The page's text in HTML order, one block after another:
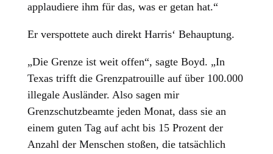
applaudiere ihm für das, was er getan hat.“
Er verspottete auch direkt Harris‘ Behauptung.
„Die Grenze ist weit offen“, sagte Boyd. „In
Texas trifft die Grenzpatrouille auf über 100.000
illegale Ausländer. Also sagen mir
Grenzschutzbeamte jeden Monat, dass sie an
einem guten Tag auf acht bis 15 Prozent der
Anzahl der Menschen stoßen, die tatsächlich